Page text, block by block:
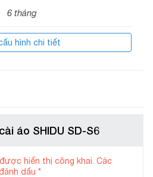
6 tháng
hình chi tiết
áo SHIDU SD-S6
hiển thị công khai. Các
dấu *